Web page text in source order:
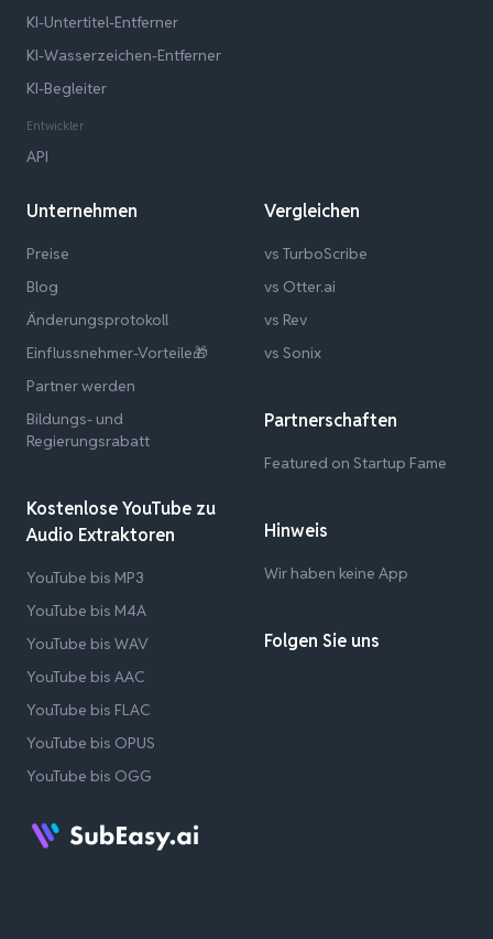
KI-Untertitel-Entferner
KI-Wasserzeichen-Entferner
KI-Begleiter
Entwickler
API
Unternehmen
Preise
Blog
Änderungsprotokoll
Einflussnehmer-Vorteile🎁
Partner werden
Bildungs- und
Regierungsrabatt
Kostenlose YouTube zu
Audio Extraktoren
YouTube bis MP3
YouTube bis M4A
YouTube bis WAV
YouTube bis AAC
YouTube bis FLAC
YouTube bis OPUS
YouTube bis OGG
Vergleichen
vs TurboScribe
vs Otter.ai
vs Rev
vs Sonix
Partnerschaften
Featured on Startup Fame
Hinweis
Wir haben keine App
Folgen Sie uns